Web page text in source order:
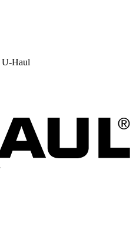
U-Haul